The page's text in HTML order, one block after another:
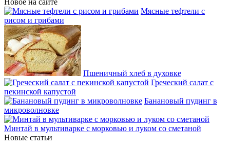
Новое на сайте
Мясные тефтели с
рисом и грибами
Пшеничный хлеб в духовке
Греческий салат с
пекинской капустой
Банановый пудинг в
микроволновке
Минтай в мультиварке с морковью и луком со сметаной
Новые статьи